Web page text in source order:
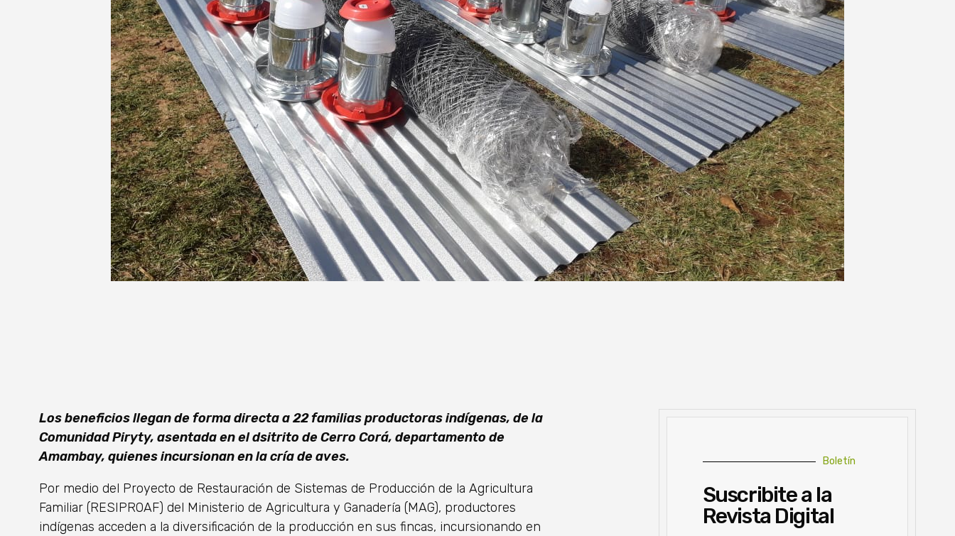
Los beneficios llegan de forma directa a 22 familias productoras indígenas, de la
Comunidad Piryty, asentada en el dsitrito de Cerro Corá, departamento de
Amambay, quienes incursionan en la cría de aves.
Por medio del Proyecto de Restauración de Sistemas de Producción de la Agricultura
Familiar (RESIPROAF) del Ministerio de Agricultura y Ganadería (MAG), productores
indígenas acceden a la diversificación de la producción en sus fincas, incursionando en
Boletín
Suscribite a la
Revista Digital